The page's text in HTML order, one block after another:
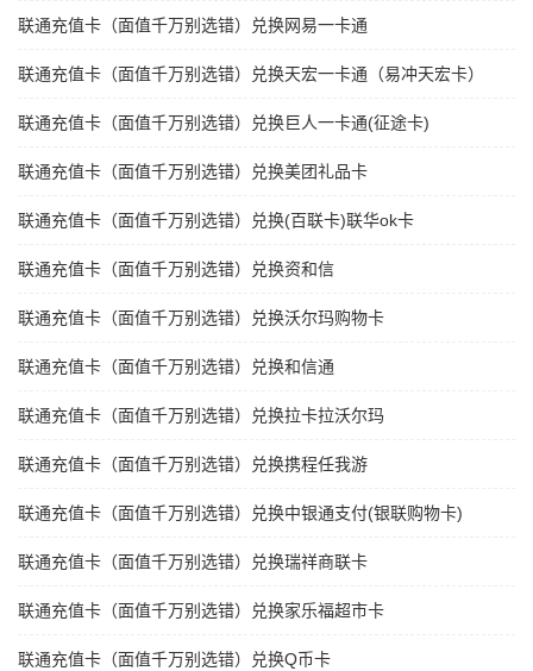
联通充值卡（面值千万别选错）兑换网易一卡通
联通充值卡（面值千万别选错）兑换天宏一卡通（易冲天宏卡）
联通充值卡（面值千万别选错）兑换巨人一卡通(征途卡)
联通充值卡（面值千万别选错）兑换美团礼品卡
联通充值卡（面值千万别选错）兑换(百联卡)联华ok卡
联通充值卡（面值千万别选错）兑换资和信
联通充值卡（面值千万别选错）兑换沃尔玛购物卡
联通充值卡（面值千万别选错）兑换和信通
联通充值卡（面值千万别选错）兑换拉卡拉沃尔玛
联通充值卡（面值千万别选错）兑换携程任我游
联通充值卡（面值千万别选错）兑换中银通支付(银联购物卡)
联通充值卡（面值千万别选错）兑换瑞祥商联卡
联通充值卡（面值千万别选错）兑换家乐福超市卡
联通充值卡（面值千万别选错）兑换Q币卡